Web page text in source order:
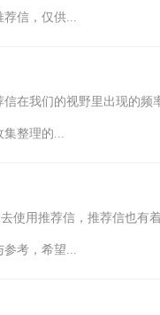
荐信，仅供...
在我们的视野里出现的
集整理的...
使用推荐信，推荐信也有
参考，希望...